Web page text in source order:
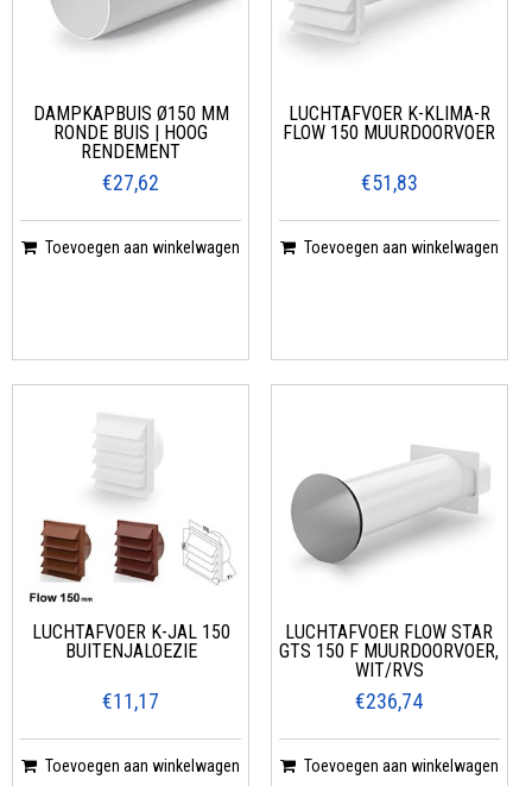
DAMPKAPBUIS Ø150 MM
RONDE BUIS | HOOG
RENDEMENT
€27,62
Toevoegen aan winkelwagen
LUCHTAFVOER K-KLIMA-R
FLOW 150 MUURDOORVOER
€51,83
Toevoegen aan winkelwagen
LUCHTAFVOER K-JAL 150
BUITENJALOEZIE
€11,17
Toevoegen aan winkelwagen
LUCHTAFVOER FLOW STAR
GTS 150 F MUURDOORVOER,
WIT/RVS
€236,74
Toevoegen aan winkelwagen